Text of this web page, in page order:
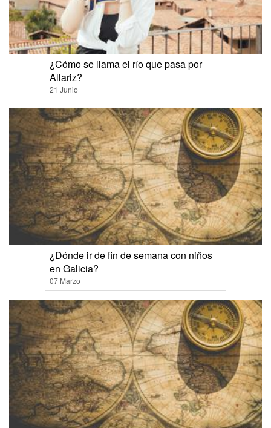
¿Cómo se llama el río que pasa por
Allariz?
21 Junio
¿Dónde ir de fin de semana con niños
en Galicia?
07 Marzo